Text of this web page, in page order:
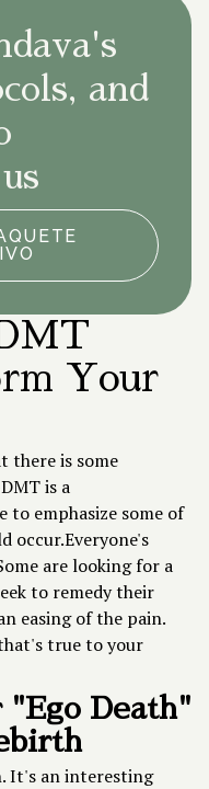
and
Your
there is some
is a
to emphasize some of
occur.Everyone's
are looking for a
to remedy their
easing of the pain.
true to your
Death"
It's an interesting